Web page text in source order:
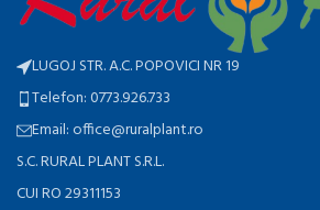
LUGOJ STR. A.C. POPOVICI NR 19
Telefon: 0773.926.733
Email: office@ruralplant.ro
S.C. RURAL PLANT S.R.L.
CUI RO 29311153